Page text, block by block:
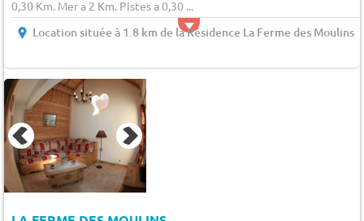
0,30 Km. Mer a 2 Km. Pistes a 0,30 ...
Location située à 1.8 km de la Résidence La Ferme des Moulins